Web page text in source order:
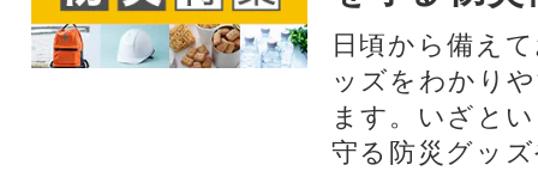
日頃から備え
ッズをわかり
ます。いざと
守る防災グッ